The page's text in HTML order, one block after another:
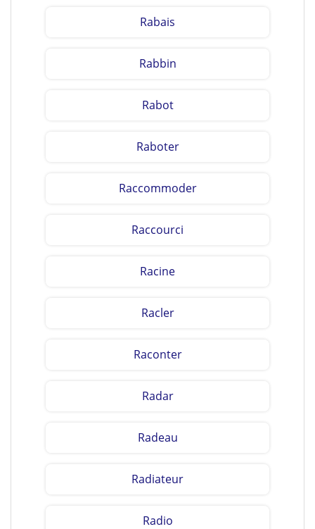
Rabais
Rabbin
Rabot
Raboter
Raccommoder
Raccourci
Racine
Racler
Raconter
Radar
Radeau
Radiateur
Radio